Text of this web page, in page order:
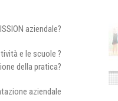
aziendale?
e le scuole ?
della pratica?
aziendale